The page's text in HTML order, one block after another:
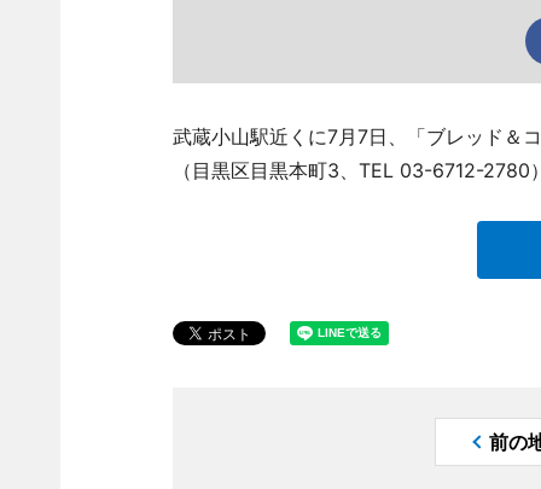
武蔵小山駅近くに7月7日、「ブレッド＆
（目黒区目黒本町3、TEL 03-6712-2780
前の